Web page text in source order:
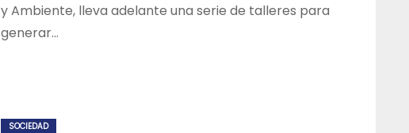
y Ambiente, lleva adelante una serie de talleres para
generar…
SOCIEDAD